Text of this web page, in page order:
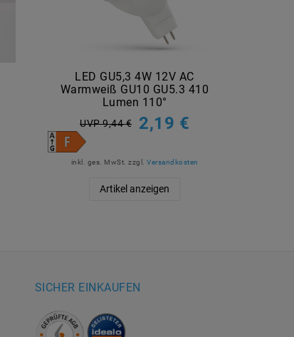
LED GU5,3 4W 12V AC
Warmweiß GU10 GU5.3 410
Lumen 110°
UVP 9,44 € 2,19 €
inkl. ges. MwSt. zzgl.Versandkosten
Artikel anzeigen
SICHER EINKAUFEN